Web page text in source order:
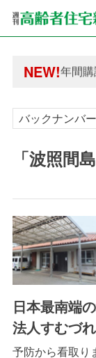
NEW!
年間購
高齢
高齢
バックナンバ
「波照間
日本最南端
法人すむづ
予防から看取り